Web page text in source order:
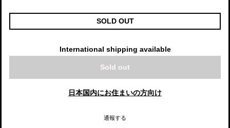
SOLD OUT
International shipping available
Sold out
日本国内にお住まいの方向け
通報する